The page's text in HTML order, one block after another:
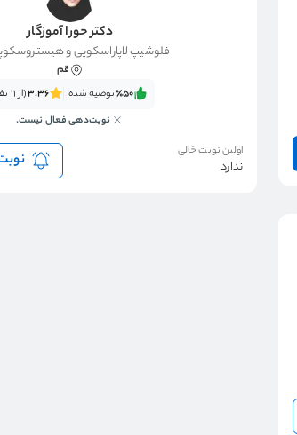
دکتر حورا آموزگار
فلوشیپ لاپاراسکوپی و
قم
٪50‌‌‌توصیه شده 3.36(از 11 نفر)
نوبت‌دهی فعال نیست.
اولین نوبت خالی
ندارد